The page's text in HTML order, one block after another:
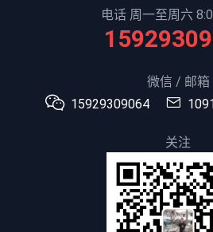
电话 周一至周六
微信 / 邮箱
15929309064
关注